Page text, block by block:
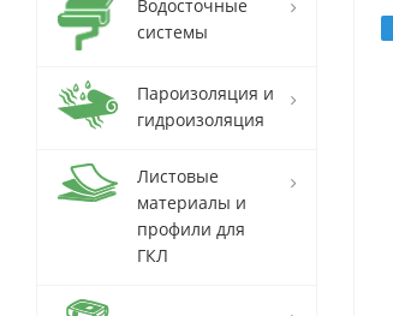
Водосточные
системы
Пароизоляция и
гидроизоляция
Листовые
материалы и
профили для
ГКЛ